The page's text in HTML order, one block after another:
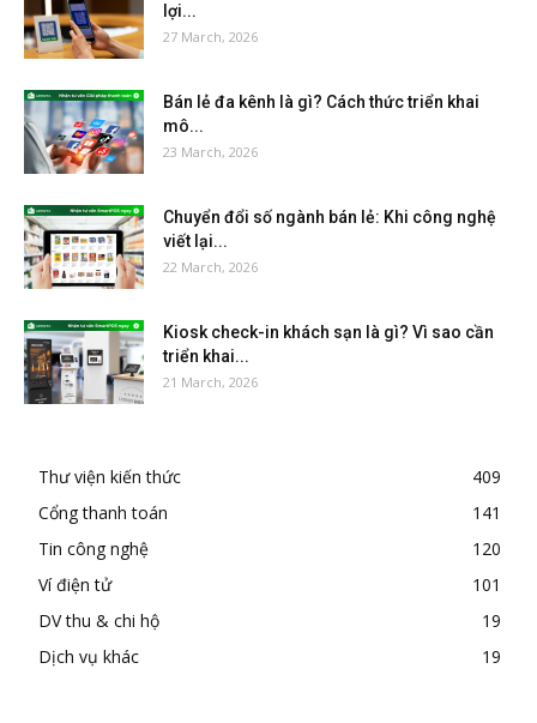
lợi...
27 March, 2026
Bán lẻ đa kênh là gì? Cách thức triển khai
mô...
23 March, 2026
Chuyển đổi số ngành bán lẻ: Khi công nghệ
viết lại...
22 March, 2026
Kiosk check-in khách sạn là gì? Vì sao cần
triển khai...
21 March, 2026
Thư viện kiến thức
409
Cổng thanh toán
141
Tin công nghệ
120
Ví điện tử
101
DV thu & chi hộ
19
Dịch vụ khác
19